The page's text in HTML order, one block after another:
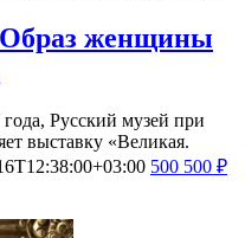
женщины
Русский музей при
выставку «Великая.
500 500 ₽